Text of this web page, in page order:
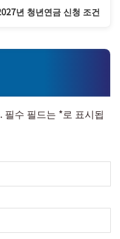
년 청년연금 신청 조건
필수 필드는 *로 표시됩